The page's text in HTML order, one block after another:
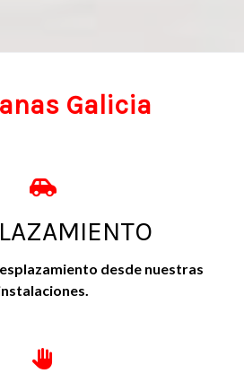
Galicia
desde nuestras